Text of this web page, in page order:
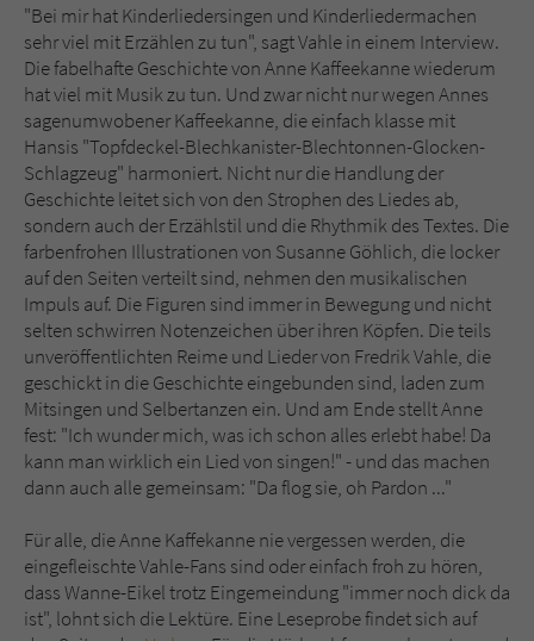
"Bei mir hat Kinderliedersingen und Kinderliedermachen
sehr viel mit Erzählen zu tun", sagt Vahle in einem Interview.
Die fabelhafte Geschichte von Anne Kaffeekanne wiederum
hat viel mit Musik zu tun. Und zwar nicht nur wegen Annes
sagenumwobener Kaffeekanne, die einfach klasse mit
Hansis "Topfdeckel-Blechkanister-Blechtonnen-Glocken-
Schlagzeug" harmoniert. Nicht nur die Handlung der
Geschichte leitet sich von den Strophen des Liedes ab,
sondern auch der Erzählstil und die Rhythmik des Textes. Die
farbenfrohen Illustrationen von Susanne Göhlich, die locker
auf den Seiten verteilt sind, nehmen den musikalischen
Impuls auf. Die Figuren sind immer in Bewegung und nicht
selten schwirren Notenzeichen über ihren Köpfen. Die teils
unveröffentlichten Reime und Lieder von Fredrik Vahle, die
geschickt in die Geschichte eingebunden sind, laden zum
Mitsingen und Selbertanzen ein. Und am Ende stellt Anne
fest: "Ich wunder mich, was ich schon alles erlebt habe! Da
kann man wirklich ein Lied von singen!" - und das machen
dann auch alle gemeinsam: "Da flog sie, oh Pardon ..."
Für alle, die Anne Kaffekanne nie vergessen werden, die
eingefleischte Vahle-Fans sind oder einfach froh zu hören,
dass Wanne-Eikel trotz Eingemeindung "immer noch dick da
ist", lohnt sich die Lektüre. Eine Leseprobe findet sich auf